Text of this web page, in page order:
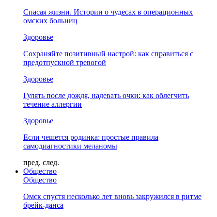
Спасая жизни. Истории о чудесах в операционных
омских больниц
Здоровье
Сохраняйте позитивный настрой: как справиться с
предотпускной тревогой
Здоровье
Гулять после дождя, надевать очки: как облегчить
течение аллергии
Здоровье
Если чешется родинка: простые правила
самодиагностики меланомы
пред. след.
Общество
Общество
Омск спустя несколько лет вновь закружился в ритме
брейк-данса